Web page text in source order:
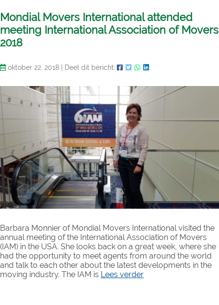
Mondial Movers International attended
meeting International Association of Movers
2018
oktober 22, 2018 | Deel dit bericht:
Barbara Monnier of Mondial Movers International visited the
annual meeting of the International Association of Movers
(IAM) in the USA. She looks back on a great week, where she
had the opportunity to meet agents from around the world
and talk to each other about the latest developments in the
moving industry. The IAM is Lees verder